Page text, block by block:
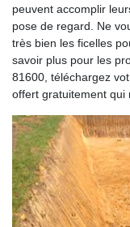
peuvent accomplir
pose de regard. Ne
très bien les ficelles
savoir plus pour les
81600, téléchargez
offert gratuitement qui